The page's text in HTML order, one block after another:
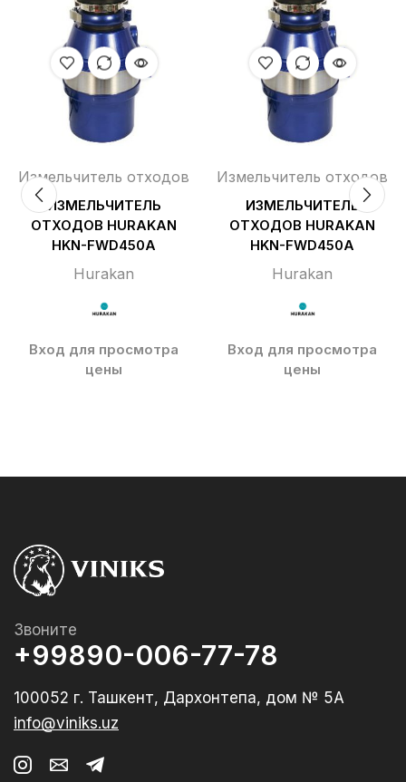
Измельчитель отходов
ИЗМЕЛЬЧИТЕЛЬ
ОТХОДОВ HURAKAN
HKN-FWD450A
Hurakan
Вход для просмотра
цены
Измельчитель отходов
ИЗМЕЛЬЧИТЕЛЬ
ОТХОДОВ HURAKAN
HKN-FWD450A
Hurakan
Вход для просмотра
цены
Звоните
+99890-006-77-78
100052 г. Ташкент, Дархонтепа, дом № 5А
info@viniks.uz